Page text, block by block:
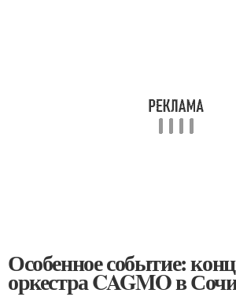
Особенное событие:
оркестра CAGMO в